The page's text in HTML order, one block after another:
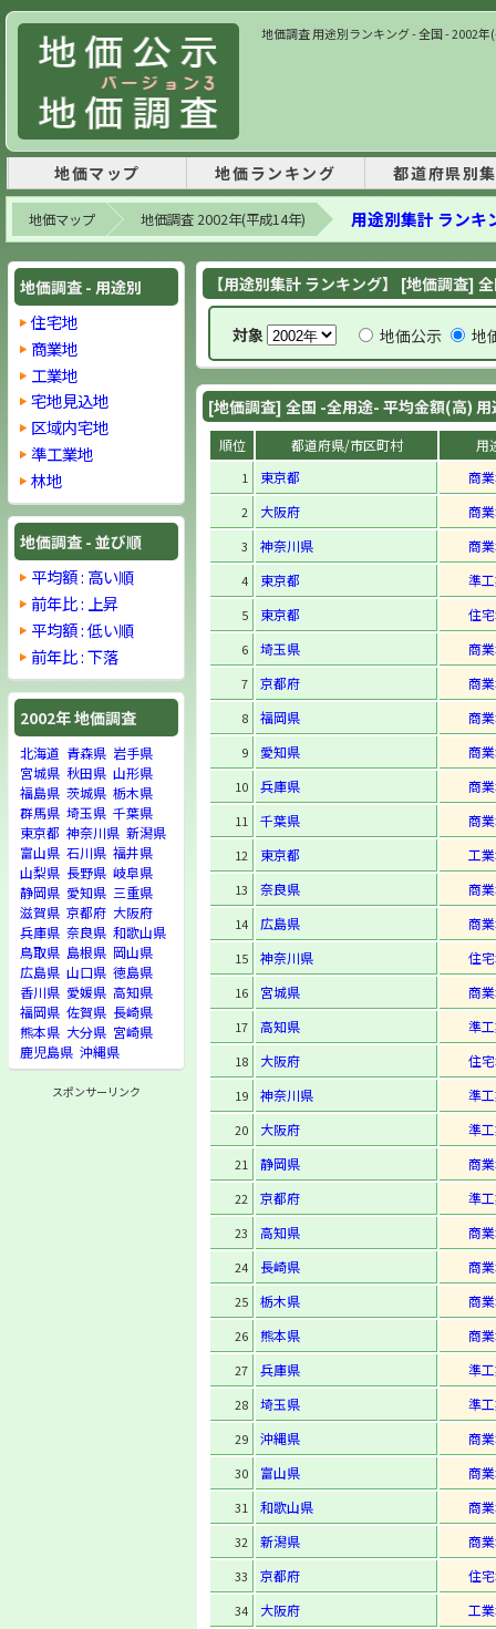
地価調査 用途別ランキング - 全国 - 2002
地価マップ 地価ランキング 都道府県別
地価マップ 地価調査 2002年(平成14年) 用途別集計 ランキ
地価調査 - 用途別
住宅地
商業地
工業地
宅地見込地
区域内宅地
準工業地
林地
地価調査 - 並び順
平均額 : 高い順
前年比 : 上昇
平均額 : 低い順
前年比 : 下落
2002年 地価調査
北海道 青森県 岩手県
宮城県 秋田県 山形県
福島県 茨城県 栃木県
群馬県 埼玉県 千葉県
東京都 神奈川県 新潟県
富山県 石川県 福井県
山梨県 長野県 岐阜県
静岡県 愛知県 三重県
滋賀県 京都府 大阪府
兵庫県 奈良県 和歌山県
鳥取県 島根県 岡山県
広島県 山口県 徳島県
香川県 愛媛県 高知県
福岡県 佐賀県 長崎県
熊本県 大分県 宮崎県
鹿児島県 沖縄県
スポンサーリンク
【用途別集計 ランキング】 [地価調査]
対象 地価公示 地
[地価調査] 全国 -全用途- 平均金額(高)
順位 都道府県/市区町村 用
1 東京都 商
2 大阪府 商
3 神奈川県 商
4 東京都 準
5 東京都 住
6 埼玉県 商
7 京都府 商
8 福岡県 商
9 愛知県 商
10 兵庫県 商
11 千葉県 商
12 東京都 工
13 奈良県 商
14 広島県 商
15 神奈川県 住
16 宮城県 商
17 高知県 準
18 大阪府 住
19 神奈川県 準
20 大阪府 準
21 静岡県 商
22 京都府 準
23 高知県 商
24 長崎県 商
25 栃木県 商
26 熊本県 商
27 兵庫県 準
28 埼玉県 準
29 沖縄県 商
30 富山県 商
31 和歌山県 商
32 新潟県 商
33 京都府 住
34 大阪府 工